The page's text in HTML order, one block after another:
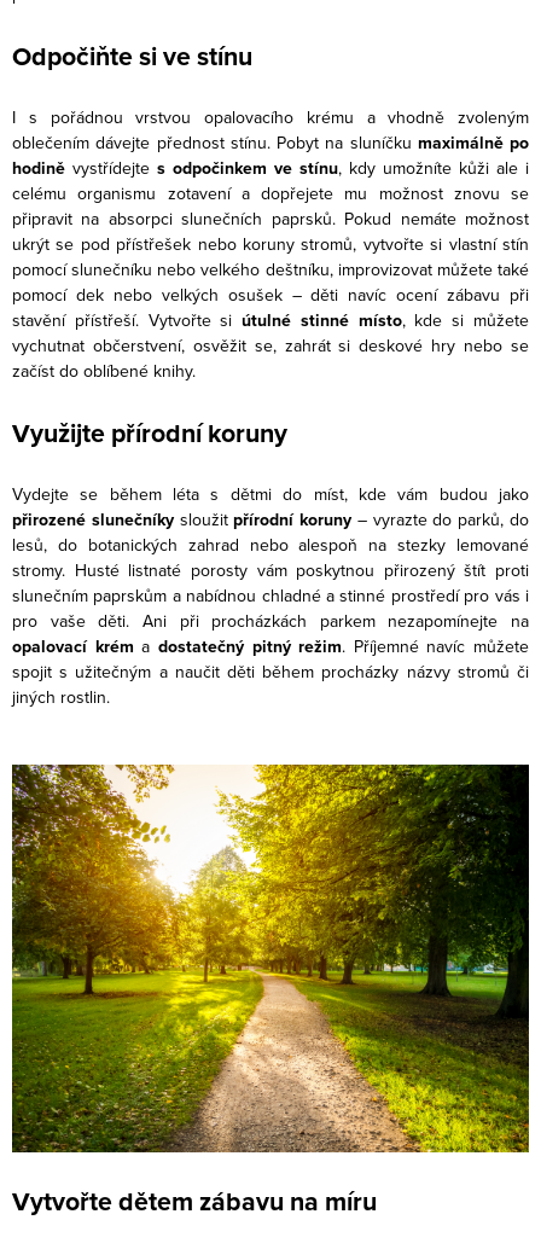
Odpočiňte si ve stínu
I s pořádnou vrstvou opalovacího krému a vhodně zvoleným
oblečením dávejte přednost stínu. Pobyt na sluníčku maximálně po
hodině vystřídejte s odpočinkem ve stínu, kdy umožníte kůži ale i
celému organismu zotavení a dopřejete mu možnost znovu se
připravit na absorpci slunečních paprsků. Pokud nemáte možnost
ukrýt se pod přístřešek nebo koruny stromů, vytvořte si vlastní stín
pomocí slunečníku nebo velkého deštníku, improvizovat můžete také
pomocí dek nebo velkých osušek – děti navíc ocení zábavu při
stavění přístřeší. Vytvořte siútulné stinné místo, kde si můžete
vychutnat občerstvení, osvěžit se, zahrát si deskové hry nebo se
začíst do oblíbené knihy.
Využijte přírodní koruny
Vydejte se během léta s dětmi do míst, kde vám budou jako
přirozené slunečníky sloužitpřírodní koruny – vyrazte do parků, do
lesů, do botanických zahrad nebo alespoň na stezky lemované
stromy. Husté listnaté porosty vám poskytnou přirozený štít proti
slunečním paprskům a nabídnou chladné a stinné prostředí pro vás i
pro vaše děti. Ani při procházkách parkem nezapomínejte na
opalovací kréma dostatečný pitný režim. Příjemné navíc můžete
spojit s užitečným a naučit děti během procházky názvy stromů či
jiných rostlin.
Vytvořte dětem zábavu na míru